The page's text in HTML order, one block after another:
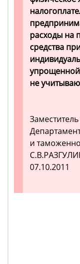
расходы на
средства
не
и
07.10.2011